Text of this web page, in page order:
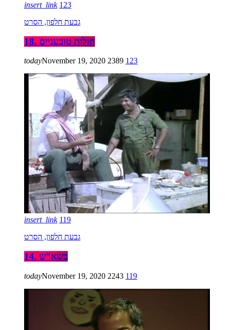
insert_link 123
גבעת חלפון, הסרט
18. חולות טובעניים
todayNovember 19, 2020 2389 123
insert_link 119
גבעת חלפון, הסרט
14. בשא”ש
todayNovember 19, 2020 2243 119